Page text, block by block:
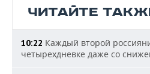
ЧИТАЙТЕ
10:22 Каждый второй
четырехдневке даже со